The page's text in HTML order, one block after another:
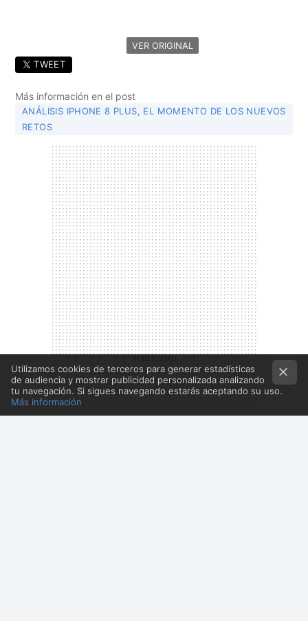
VER ORIGINAL
TWEET
Más información en el post
ANÁLISIS IPHONE 8 PLUS, EL MOMENTO DE LOS NUEVOS
RETOS
Utilizamos cookies de terceros para generar estadísticas
de audiencia y mostrar publicidad personalizada analizando
tu navegación. Si sigues navegando estarás aceptando su uso.
Más información